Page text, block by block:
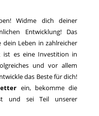
Widme dich deiner
Entwicklung! Das
Leben in zahlreicher
ist es eine Investition in
und vor allem
das Beste für dich!
ein, bekomme die
und sei Teil unserer